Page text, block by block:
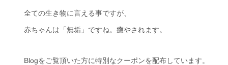
全ての生き物に言える事ですが、
赤ちゃんは「無垢」ですね。癒やされます。
Blogをご覧頂いた方に特別なクーポンを配布しています。